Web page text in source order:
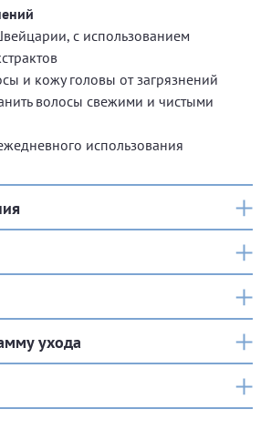
с использованием
и кожу головы от загрязнений
волосы свежими и чистыми
использования
ухода